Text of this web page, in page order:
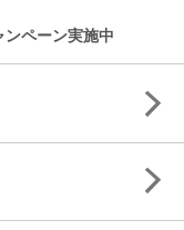
ピック春季水泳競
ペーン実施中